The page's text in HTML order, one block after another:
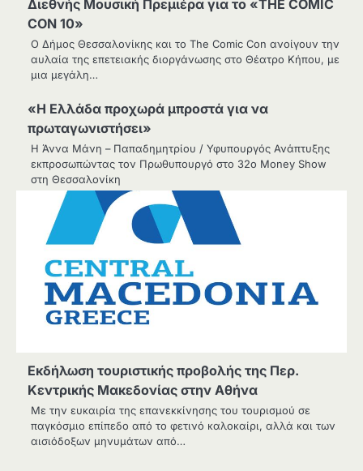
Διεθνής Μουσική Πρεμιέρα για το «THE COMIC
CON 10»
Ο Δήμος Θεσσαλονίκης και το The Comic Con ανοίγουν την
αυλαία της επετειακής διοργάνωσης στο Θέατρο Κήπου, με
μια μεγάλη…
«Η Ελλάδα προχωρά μπροστά για να
πρωταγωνιστήσει»
Η Άννα Μάνη – Παπαδημητρίου / Υφυπουργός Ανάπτυξης
εκπροσωπώντας τον Πρωθυπουργό στο 32ο Money Show
στη Θεσσαλονίκη
Εκδήλωση τουριστικής προβολής της Περ.
Κεντρικής Μακεδονίας στην Αθήνα
Με την ευκαιρία της επανεκκίνησης του τουρισμού σε
παγκόσμιο επίπεδο από το φετινό καλοκαίρι, αλλά και των
αισιόδοξων μηνυμάτων από…